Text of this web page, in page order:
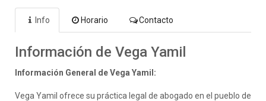
Info Horario Contacto
Información de Vega Yamil
Información General de Vega Yamil:
Vega Yamil ofrece su práctica legal de abogado en el pueblo de